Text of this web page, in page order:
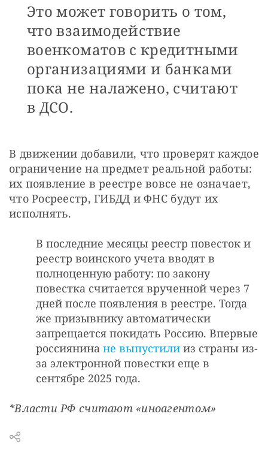
Это может говорить о том,
что взаимодействие
военкоматов с кредитными
организациями и банками
пока не налажено, cчитают
в ДСО.
В движении добавили, что проверят каждое
ограничение на предмет реальной работы:
их появление в реестре вовсе не означает,
что Росреестр, ГИБДД и ФНС будут их
исполнять.
В последние месяцы реестр повесток и
реестр воинского учета вводят в
полноценную работу: по закону
повестка считается врученной через 7
дней после появления в реестре. Тогда
же призывнику автоматически
запрещается покидать Россию. Впервые
россиянина не выпустили из страны из-
за электронной повестки еще в
сентябре 2025 года.
*Власти РФ считают «иноагентом»